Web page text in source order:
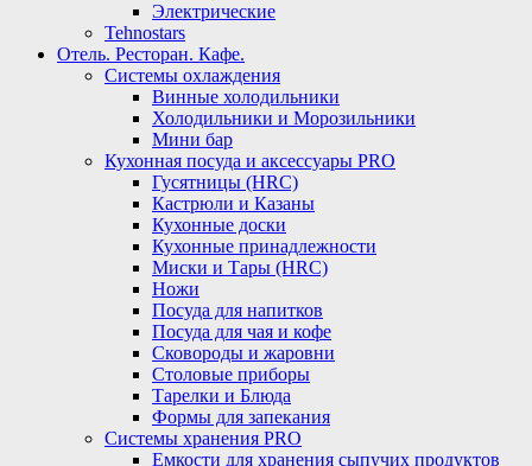
Электрические
Tehnostars
Отель. Ресторан. Кафе.
Системы охлаждения
Винные холодильники
Холодильники и Морозильники
Мини бар
Кухонная посуда и аксессуары PRO
Гусятницы (HRC)
Кастрюли и Казаны
Кухонные доски
Кухонные принадлежности
Миски и Тары (HRC)
Ножи
Посуда для напитков
Посуда для чая и кофе
Сковороды и жаровни
Столовые приборы
Тарелки и Блюда
Формы для запекания
Системы хранения PRO
Емкости для хранения сыпучих продуктов